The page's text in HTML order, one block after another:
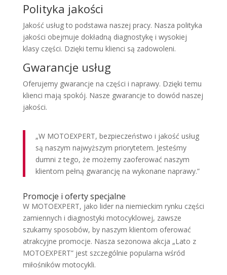
Polityka jakości
Jakość usług to podstawa naszej pracy. Nasza polityka
jakości obejmuje dokładną diagnostykę i wysokiej
klasy części. Dzięki temu klienci są zadowoleni.
Gwarancje usług
Oferujemy gwarancje na części i naprawy. Dzięki temu
klienci mają spokój. Nasze gwarancje to dowód naszej
jakości.
„W MOTOEXPERT, bezpieczeństwo i jakość usług
są naszym najwyższym priorytetem. Jesteśmy
dumni z tego, że możemy zaoferować naszym
klientom pełną gwarancję na wykonane naprawy.”
Promocje i oferty specjalne
W MOTOEXPERT, jako lider na niemieckim rynku części
zamiennych i diagnostyki motocyklowej, zawsze
szukamy sposobów, by naszym klientom oferować
atrakcyjne promocje. Nasza sezonowa akcja „Lato z
MOTOEXPERT” jest szczególnie popularna wśród
miłośników motocykli.